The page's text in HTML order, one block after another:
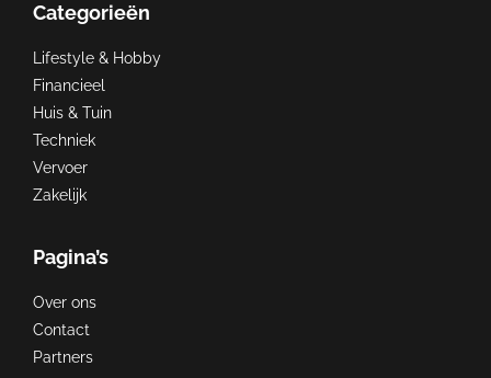
Categorieën
Lifestyle & Hobby
Financieel
Huis & Tuin
Techniek
Vervoer
Zakelijk
Pagina’s
Over ons
Contact
Partners